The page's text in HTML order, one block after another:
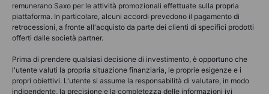
remunerano Saxo per le attività promozionali effettuate sulla propria
piattaforma. In particolare, alcuni accordi prevedono il pagamento di
retrocessioni, a fronte all'acquisto da parte dei clienti di specifici prodotti
offerti dalle società partner.
Prima di prendere qualsiasi decisione di investimento, è opportuno che
l'utente valuti la propria situazione finanziaria, le proprie esigenze e i
propri obiettivi. L'utente si assume la responsabilità di valutare, in modo
indipendente, la precisione e la completezza delle informazioni ivi